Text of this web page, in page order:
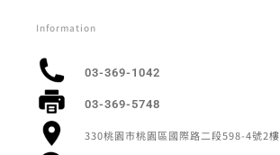
Information
03-369-1042
03-369-5748
330桃園市桃園區國際路二段598-4號2樓